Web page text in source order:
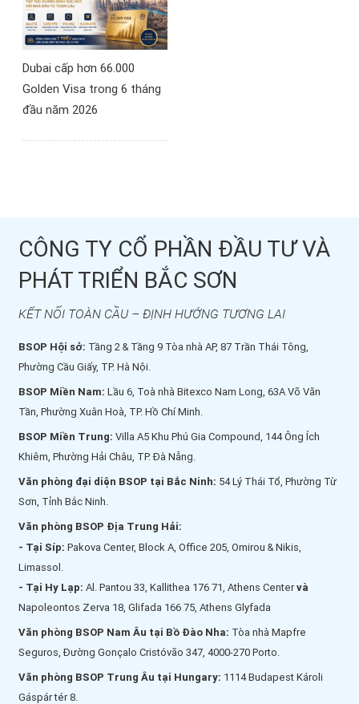
Dubai cấp hơn 66.000
Golden Visa trong 6 tháng
đầu năm 2026
CÔNG TY CỔ PHẦN ĐẦU TƯ VÀ
PHÁT TRIỂN BẮC SƠN
KẾT NỐI TOÀN CẦU – ĐỊNH HƯỚNG TƯƠNG LAI
BSOP Hội sở: Tầng 2 & Tầng 9 Tòa nhà AP, 87 Trần Thái Tông,
Phường Cầu Giấy, TP. Hà Nội.
BSOP Miền Nam: Lầu 6, Toà nhà Bitexco Nam Long, 63A Võ Văn
Tần, Phường Xuân Hoà, TP. Hồ Chí Minh.
BSOP Miền Trung: Villa A5 Khu Phú Gia Compound, 144 Ông Ích
Khiêm, Phường Hải Châu, TP. Đà Nẵng.
Văn phòng đại diện BSOP tại Bắc Ninh: 54 Lý Thái Tổ, Phường Từ
Sơn, Tỉnh Bắc Ninh.
Văn phòng BSOP Địa Trung Hải:
- Tại Síp: Pakova Center, Block A, Office 205, Omirou & Nikis,
Limassol.
- Tại Hy Lạp: Al. Pantou 33, Kallithea 176 71, Athens Centervà
Napoleontos Zerva 18, Glifada 166 75, Athens Glyfada
Văn phòng BSOP Nam Âu tại Bồ Đào Nha: Tòa nhà Mapfre
Seguros, Đường Gonçalo Cristóvão 347, 4000-270 Porto.
Văn phòng BSOP Trung Âu tại Hungary: 1114 Budapest Károli
Gáspár tér 8.